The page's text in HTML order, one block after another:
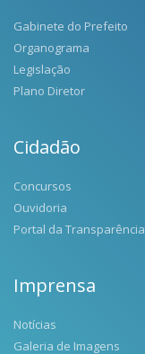
Gabinete do Prefeito
Organograma
Legislação
Plano Diretor
Cidadão
Concursos
Ouvidoria
Portal da Transparência
Imprensa
Notícias
Galeria de Imagens